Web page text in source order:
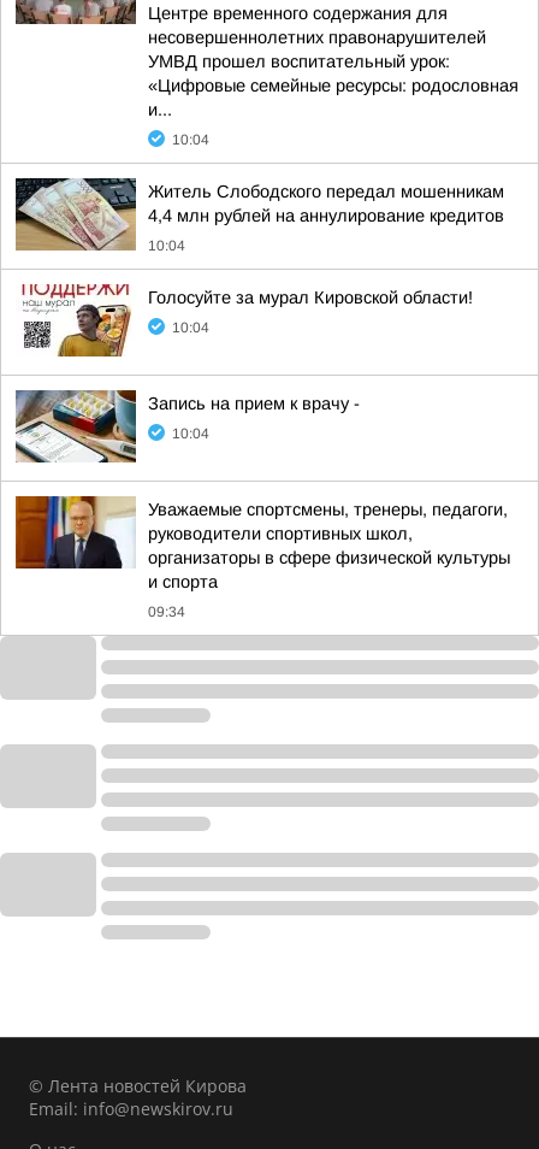
Центре временного содержания для
несовершеннолетних правонарушителей
УМВД прошел воспитательный урок:
«Цифровые семейные ресурсы: родословная
и...
10:04
Житель Слободского передал мошенникам
4,4 млн рублей на аннулирование кредитов
10:04
Голосуйте за мурал Кировской области!
10:04
Запись на прием к врачу -
10:04
Уважаемые спортсмены, тренеры, педагоги,
руководители спортивных школ,
организаторы в сфере физической культуры
и спорта
09:34
© Лента новостей Кирова
Email: info@newskirov.ru